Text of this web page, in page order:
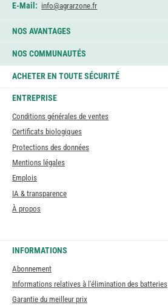
E-Mail: info@agrarzone.fr
NOS AVANTAGES
NOS COMMUNAUTÉS
ACHETER EN TOUTE SÉCURITÉ
ENTREPRISE
Conditions générales de ventes
Certificats biologiques
Protections des données
Mentions légales
Emplois
IA & transparence
À propos
INFORMATIONS
Abonnement
Informations relatives à l'élimination des batteries
Garantie du meilleur prix